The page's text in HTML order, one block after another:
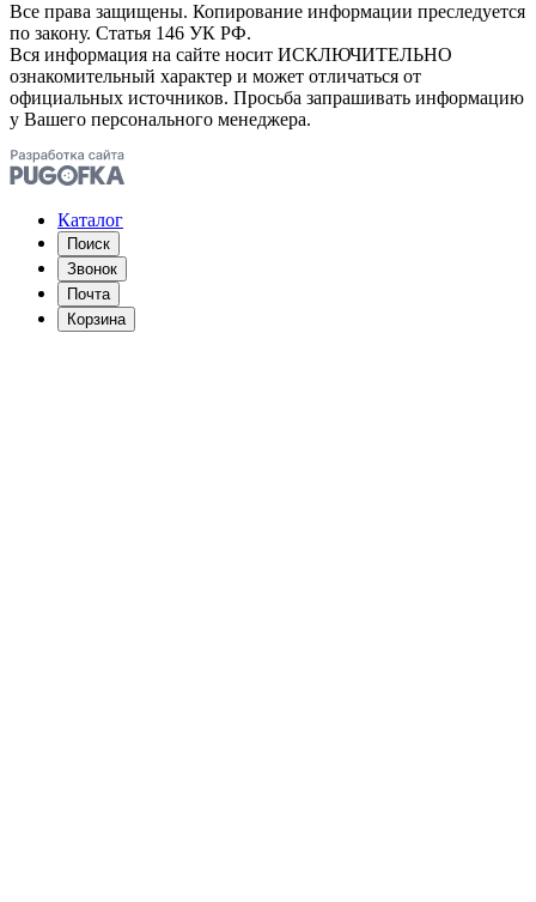
Все права защищены. Копирование информации преследуется
по закону. Статья 146 УК РФ.
Вся информация на сайте носит ИСКЛЮЧИТЕЛЬНО
ознакомительный характер и может отличаться от
официальных источников. Просьба запрашивать информацию
у Вашего персонального менеджера.
Каталог
Поиск
Звонок
Почта
Корзина